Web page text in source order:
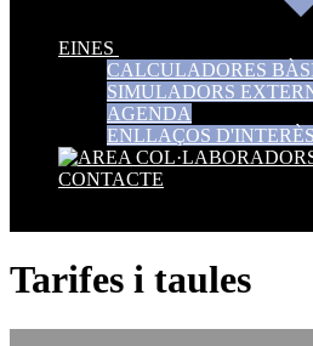
EINES
CALCULADORES
SIMULADORS
AGENDA
ENLLAÇOS D'INTERÈS
CONTACTE
Tarifes i taules